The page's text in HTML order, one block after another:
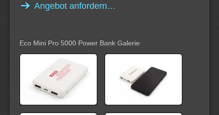
Angebot anfordern…
Eco Mini Pro 5000 Power Bank Galerie